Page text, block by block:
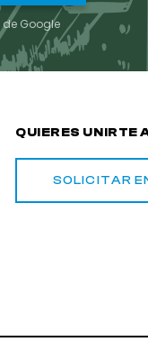
de Google
QUIERES UNIRTE
SOLICITAR